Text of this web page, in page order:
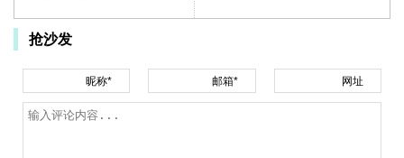
抢沙发
昵称* 邮箱* 网址